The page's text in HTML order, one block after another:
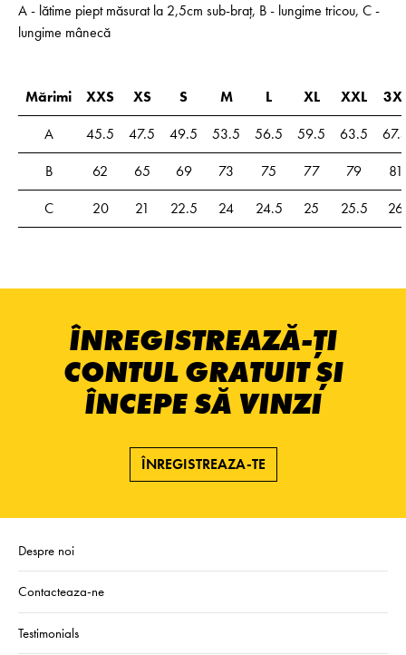
A - lătime piept măsurat la 2,5cm sub-braț, B - lungime tricou, C -
lungime mânecă
Mărimi XXS XS S M L XL XXL
A
45.5 47.5 49.5 53.5 56.5 59.5 63.5
B
62 65 69 73 75 77 79
81
C
20 21 22.5 24 24.5 25 25.5 26
ÎNREGISTREAZĂ-ȚI
CONTUL GRATUIT ȘI
ÎNCEPE SĂ VINZI
ÎNREGISTREAZA-TE
Despre noi
Contacteaza-ne
Testimonials